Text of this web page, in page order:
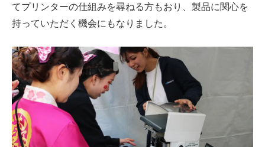
てプリンターの仕組みを尋ねる方もおり、製品に関心を
持っていただく機会にもなりました。